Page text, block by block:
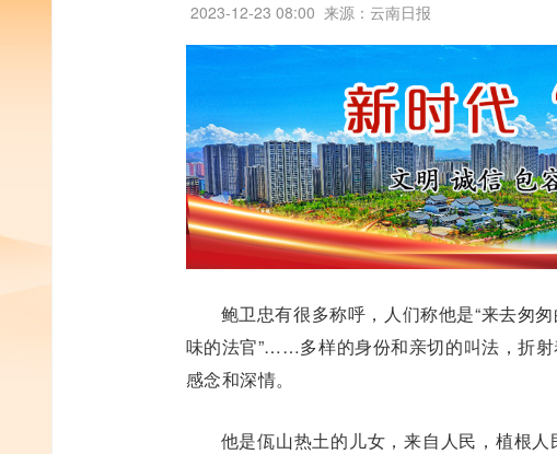
2023-12-23 08:00 来源：云南日报
鲍卫忠有很多称呼，人们称他是“来去匆匆
味的法官”……多样的身份和亲切的叫法，折
感念和深情。
他是佤山热土的儿女，来自人民，植根